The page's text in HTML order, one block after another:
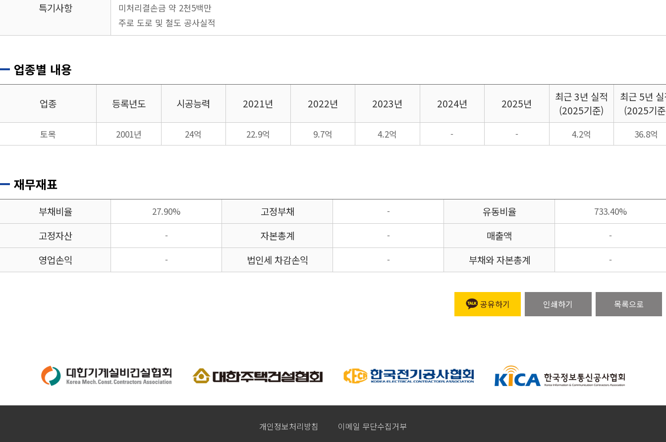
특기사항
미처리결손금 약 2천5백만
주로 도로 및 철도 공사실적
업종별 내용
업종 등록년도 시공능력 2021년 2022년 2023년 2024년 2025년
최근3년 실적
(2025기준)
최근 5년
(2025기
토목 2001년 24억 22.9억 9.7억 4.2억 - - 4.2억 36.8억
재무재표
부채비율 27.90% 고정부채 - 유동비율 733.40%
고정자산 - 자본총계 - 매출액 -
영업손익 - 법인세 차감손익 - 부채와 자본총계 -
공유하기 인쇄하기 목록으로
개인정보처리방침 이메일 무단수집거부